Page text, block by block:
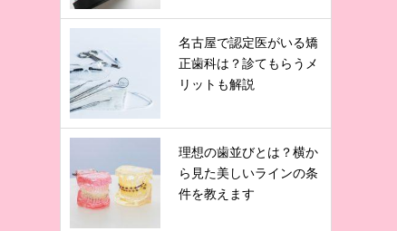
名古屋で認定医がいる矯
正歯科は？診てもらうメ
リットも解説
理想の歯並びとは？横か
ら見た美しいラインの条
件を教えます